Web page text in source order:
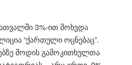
3%-ით მოხვდა
“ქართული ოცნებაც”.
მოდის გამოკითხულთა